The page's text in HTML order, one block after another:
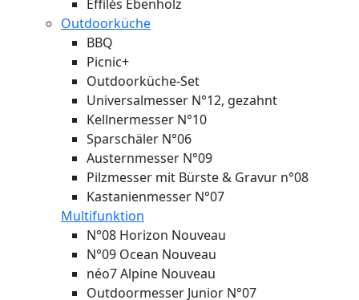
Effilés Ebenholz
Outdoorküche
BBQ
Picnic+
Outdoorküche-Set
Universalmesser N°12, gezahnt
Kellnermesser N°10
Sparschäler N°06
Austernmesser N°09
Pilzmesser mit Bürste & Gravur n°08
Kastanienmesser N°07
Multifunktion
N°08 Horizon Nouveau
N°09 Ocean Nouveau
néo7 Alpine Nouveau
Outdoormesser Junior N°07